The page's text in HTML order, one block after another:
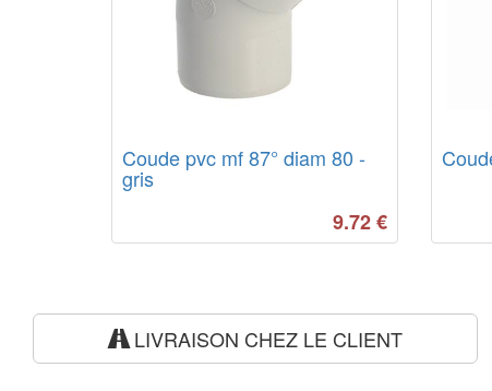
Coude pvc mf 87° diam 80 -
gris
9.72 €
LIVRAISON CHEZ LE CLIENT